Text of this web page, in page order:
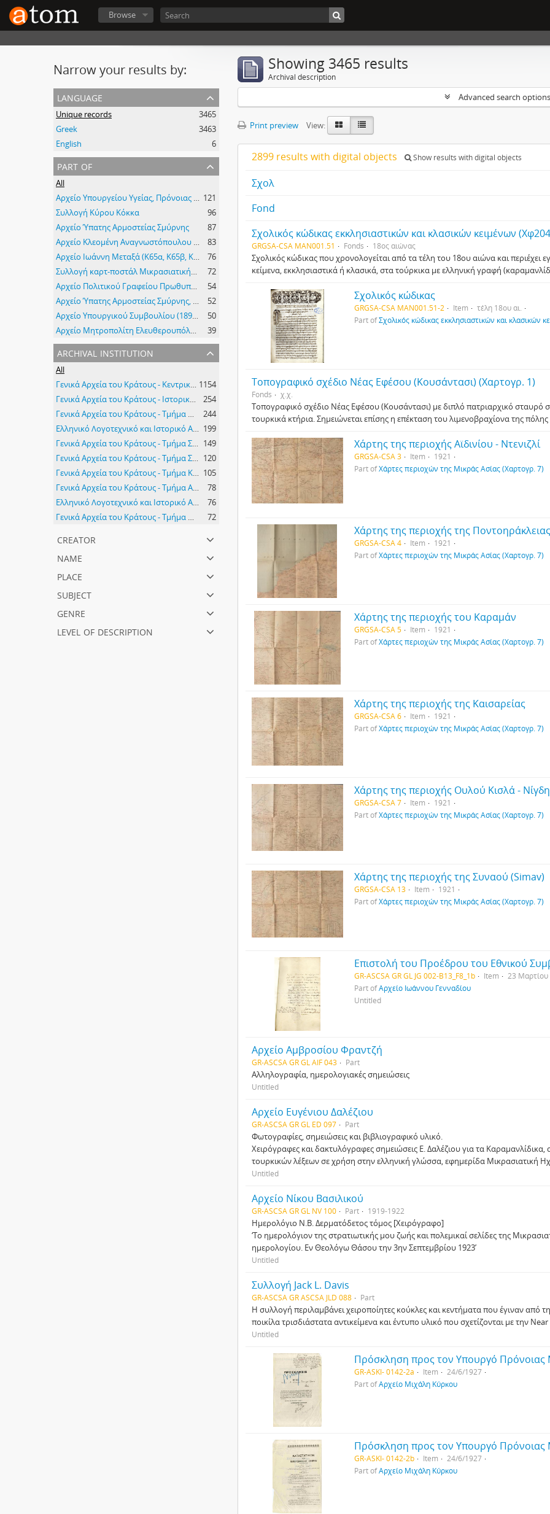
Browse
Narrow your results by:
language
Unique records
3465
Greek
3463
English
6
part of
All
Αρχείο Υπουργείου Υγείας, Πρόνοιας και Κοινωνικών Ασφαλίσεων 121
Συλλογή Κύρου Κόκκα
96
Αρχείο Ύπατης Αρμοστείας Σμύρνης
87
Αρχείο Κλεομένη Αναγνωστόπουλου (Κ413)
83
Αρχείο Ιωάννη Μεταξά (Κ65α, Κ65β, Κ65γ)
76
Συλλογή καρτ-ποστάλ Μικρασιατικής εκστρατείας
72
Αρχείο Πολιτικού Γραφείου Πρωθυπουργού
54
Αρχείο Ύπατης Αρμοστείας Σμύρνης, Διεύθυνσης Οικονομικών
52
Αρχείο Υπουργικού Συμβουλίου (1897-1977)
50
Αρχείο Μητροπολίτη Ελευθερουπόλεως Σωφρονίου (Κ85α-ε)
39
archival institution
All
Γενικά Αρχεία του Κράτους - Κεντρική Υπηρεσία 1154
Γενικά Αρχεία του Κράτους - Ιστορικό Αρχείο Μακεδονίας
254
Γενικά Αρχεία του Κράτους - Τμήμα Μαγνησίας
244
Ελληνικό Λογοτεχνικό και Ιστορικό Αρχείο του Μορφωτικού Ιδρύματος της Εθνικής Τραπέζης (ΕΛΙΑ- ΜΙΕΤ) 199
Γενικά Αρχεία του Κράτους - Τμήμα Σύρου 149
Γενικά Αρχεία του Κράτους - Τμήμα Σερρών 120
Γενικά Αρχεία του Κράτους - Τμήμα Καβάλας 105
Γενικά Αρχεία του Κράτους - Τμήμα Αιτωλοακαρνανίας
78
Ελληνικό Λογοτεχνικό και Ιστορικό Αρχείο του Μορφωτικού Ιδρύματος της Εθνικής Τραπέζης (ΕΛΙΑ- ΜΙΕΤ) (Θεσσαλονίκη)
76
Γενικά Αρχεία του Κράτους - Τμήμα Ημαθίας
72
creator
name
place
subject
genre
level of description
Showing 3465 results
Archival description
Advanced search
Print preview View:
2899 results with digital objects Show results with digital objects
Σχολ
Fond
Σχολικός κώδικας εκκλησιαστικών και κλασικών κειμένων
GRGSA-CSA MAN001.51 Fonds 18ος αιώνας
Σχολικός κώδικας που χρονολογείται από τα τέλη του 18ου αιώνα και
κείμενα, εκκλησιαστικά ή κλασικά, στα τούρκικα με ελληνική γραφή
Σχολικός κώδικας
GRGSA-CSA MAN001.51-2 Item
τέλη 18ου αι.
Part ofΣχολικός κώδικας εκκλησιαστικών και κλασικών
Τοπογραφικό σχέδιο Νέας Εφέσου (Κουσάντασι) (Χαρτογρ. 1)
Fonds χ.χ.
Τοπογραφικό σχέδιο Νέας Εφέσου (Κουσάντασι) με διπλό πατριαρχικό σταυρό
τουρκικά κτήρια. Σημειώνεται επίσης η επέκταση του λιμενοβραχίονα της
Χάρτης της περιοχής Αϊδινίου - Ντενιζλί
GRGSA-CSA 3 Item
1921
Part ofΧάρτες περιοχών της Μικράς Ασίας (Χαρτογρ. 7)
Χάρτης της περιοχής της
GRGSA-CSA 4 Item
1921
Part ofΧάρτες περιοχών της Μικράς Ασίας (Χαρτογρ. 7)
Χάρτης της περιοχής του Καραμάν
GRGSA-CSA 5 Item
1921
Part ofΧάρτες περιοχών της Μικράς Ασίας (Χαρτογρ. 7)
Χάρτης της περιοχής της Καισαρείας
GRGSA-CSA 6 Item
1921
Part ofΧάρτες περιοχών της Μικράς Ασίας (Χαρτογρ. 7)
Χάρτης της περιοχής Ουλού Κισλά -
GRGSA-CSA 7 Item
1921
Part ofΧάρτες περιοχών της Μικράς Ασίας (Χαρτογρ. 7)
Χάρτης της περιοχής της Συναού (Simav)
GRGSA-CSA 13 Item
1921
Part ofΧάρτες περιοχών της Μικράς Ασίας (Χαρτογρ. 7)
GR-ASCSA GR GL JG 002-B13_F8_1b Item
23
Part ofAρχείο Ιωάννου Γενναδίου
Untitled
Αρχείο Αμβροσίου Φραντζή
GR-ASCSA GR GL AIF 043 Part
Αλληλογραφία, ημερολογιακές σημειώσεις
Untitled
Αρχείο Ευγένιου Δαλέζιου
GR-ASCSA GR GL ED 097 Part
Φωτογραφίες, σημειώσεις και βιβλιογραφικό υλικό.
Χειρόγραφες και δακτυλόγραφες σημειώσεις Ε. Δαλέζιου για τα
τουρκικών λέξεων σε χρήση στην ελληνική γλώσσα, εφημερίδα Μικρασιατική
Untitled
Αρχείο Νίκου Βασιλικού
GR-ASCSA GR GL NV 100 Part 1919-1922
Ημερολόγιο Ν.Β. Δερματόδετος τόμος [Χειρόγραφο]
‘Το ημερολόγιον της στρατιωτικής μου ζωής και πολεμικαί σελίδες της
ημερολογίου. Εν Θεολόγω Θάσου την 3ην Σεπτεμβρίου 1923’
Untitled
Συλλογή Jack L. Davis
GR-ASCSA GR ASCSA JLD 088 Part
Η συλλογή περιλαμβάνει χειροποίητες κούκλες και κεντήματα που έγιναν από
ποικίλα τρισδιάστατα αντικείμενα και έντυπο υλικό που σχετίζονται με την
Untitled
GR-ASKI- 0142-2a Item
24/6/1927
Part ofΑρχείο Μιχάλη Κύρκου
GR-ASKI- 0142-2b Item
24/6/1927
Part ofΑρχείο Μιχάλη Κύρκου